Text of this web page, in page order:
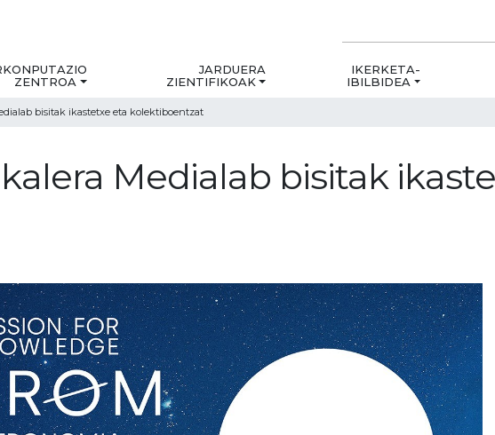
ZENTROA
JARDUERA
ZIENTIFIKOAK
IKERKETA-
IBILBIDEA
bisitak ikastetxe eta kolektiboentzat
Medialab bisitak